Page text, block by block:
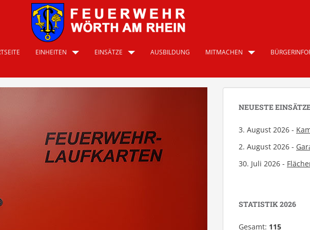
EINHEITEN EINSÄTZE AUSBILDUNG MITMACHEN
NEUESTE
3. August 2026 -
2. August 2026 -
30. Juli 2026 -
STATISTIK 2026
Gesamt: 115